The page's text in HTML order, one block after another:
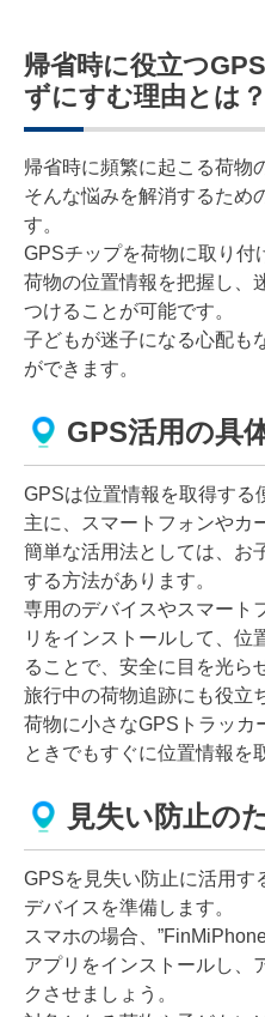
帰省時に役立つ
ずにすむ理由とは？
帰省時に頻繁に起こる荷物
そんな悩みを解消するため
す。
GPSチップを荷物に取り付
荷物の位置情報を把握し、
つけることが可能です。
子どもが迷子になる心配も
ができます。
GPS活用の具
GPSは位置情報を取得する
主に、スマートフォンやカ
簡単な活用法としては、お
する方法があります。
専用のデバイスやスマート
リをインストールして、位
ることで、安全に目を光ら
旅行中の荷物追跡にも役立
荷物に小さなGPSトラッカ
ときでもすぐに位置情報を
見失い防止の
GPSを見失い防止に活用す
デバイスを準備します。
スマホの場合、
アプリをインストールし、
クさせましょう。